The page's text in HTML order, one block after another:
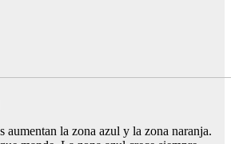
aumentan la zona azul y la zona naranja.